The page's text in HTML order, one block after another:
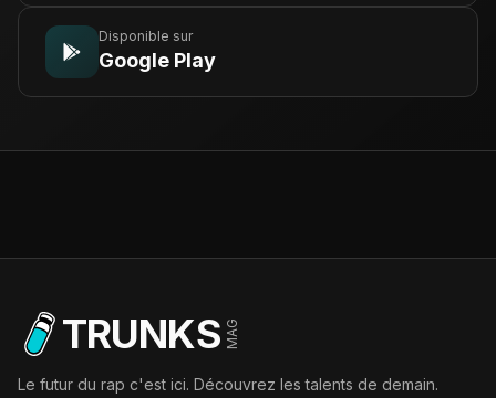
Disponible sur
Google Play
TRUNKS MAG
Le futur du rap c'est ici. Découvrez les talents de demain.